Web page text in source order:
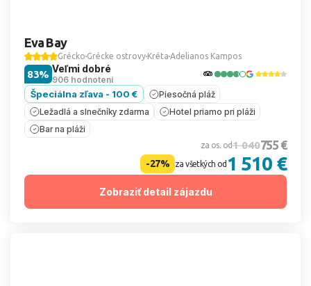
Eva Bay
Grécko Grécke ostrovy Kréta Adelianos Kampos
Veľmi dobré
906 hodnotení
83%
Špeciálna zľava - 100 €
Piesočná pláž
Ležadlá a slnečníky zdarma
Hotel priamo pri pláži
Bar na pláži
za os. od1 040755 €
-27% za všetkých od 1 510 €
Zobraziť detail zájazdu